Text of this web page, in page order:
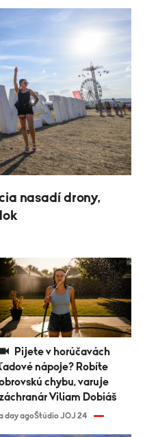
nasadí drony,
nápoje? Robíte
chybu, varuje
Viliam Dobiáš
day agoŠtúdio JOJ 24